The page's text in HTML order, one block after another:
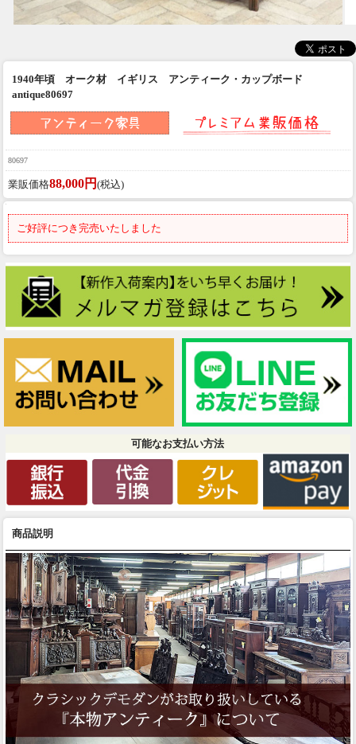
1940年頃 オーク材 イギリス アンティーク・カップボード
antique80697
80697
業販価格88,000円 (税込)
ご好評につき完売いたしました
可能なお支払い方法
商品説明